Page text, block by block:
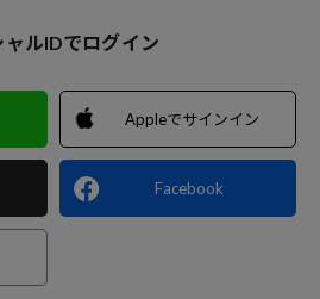
ャルIDでログイン
Appleでサインイン
Facebook